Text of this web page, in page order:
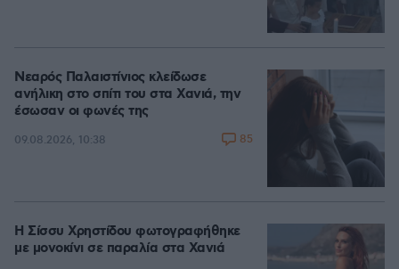
Νεαρός Παλαιστίνιος κλείδωσε
ανήλικη στο σπίτι του στα Χανιά, την
έσωσαν οι φωνές της
09.08.2026, 10:38 85
Η Σίσσυ Χρηστίδου φωτογραφήθηκε
με μονοκίνι σε παραλία στα Χανιά